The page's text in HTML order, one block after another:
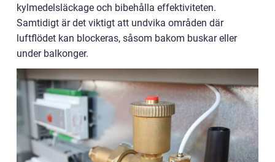
kylmedelsläckage och bibehålla effektiviteten.
Samtidigt är det viktigt att undvika områden där
luftflödet kan blockeras, såsom bakom buskar eller
under balkonger.